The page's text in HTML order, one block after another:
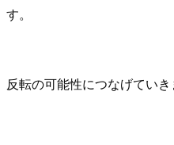
す。
反転の可能性につなげていき